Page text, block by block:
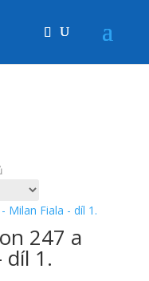
247 a
díl 1.